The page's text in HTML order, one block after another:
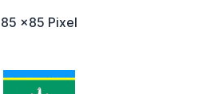
85 x85 Pixel